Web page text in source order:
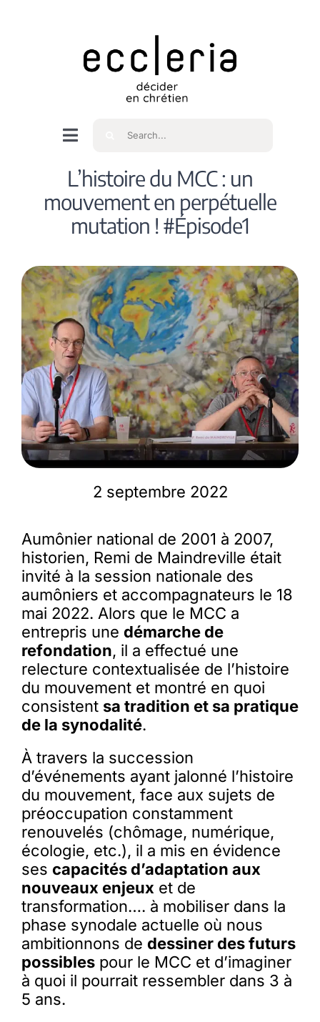
Navigation
bascule
Accueil
Qui sommes nous ?
Intéressés
Spiritualité
Membres
L’actu
Nous soutenir
La revue Responsables
Rechercher
L’histoire du MCC : un
mouvement en perpétuelle
mutation ! #Épisode1
2 septembre 2022
Aumônier national de 2001 à 2007,
historien, Remi de Maindreville était
invité à la session nationale des
aumôniers et accompagnateurs le 18
mai 2022. Alors que le MCC a
entrepris une démarche de
refondation, il a effectué une
relecture contextualisée de l’histoire
du mouvement et montré en quoi
consistent sa tradition et sa pratique
de la synodalité.
À travers la succession
d’événements ayant jalonné l’histoire
du mouvement, face aux sujets de
préoccupation constamment
renouvelés (chômage, numérique,
écologie, etc.), il a mis en évidence
ses capacités d’adaptation aux
nouveaux enjeux et de
transformation…. à mobiliser dans la
phase synodale actuelle où nous
ambitionnons de dessiner des futurs
possiblespour le MCC et d’imaginer
à quoi il pourrait ressembler dans 3 à
5 ans.